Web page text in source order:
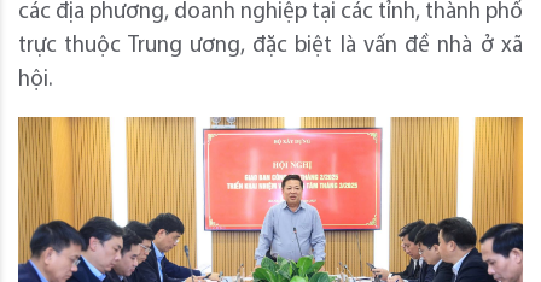
các địa phương, doanh nghiệp tại các tỉnh, thành phố
trực thuộc Trung ương, đặc biệt là vấn đề nhà ở xã
hội.